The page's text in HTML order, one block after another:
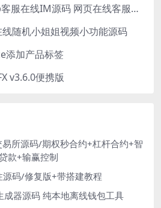
【视频教程】php客服在线IM源码 网页在线客服软件代码
随机小姐姐视频小功能源码
添加产品标签
v3.6.0便携版
所源码/期权秒合约+杠杆合约+智
款+输赢控制
码/修复版+带搭建教程
成器源码 纯本地离线钱包工具